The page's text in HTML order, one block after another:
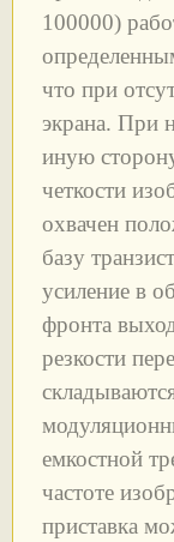
100000)
что при
экрана. При
иную
четкости
охвачен
базу
усиление в
фронта
резкости
емкостной
частоте
приставка